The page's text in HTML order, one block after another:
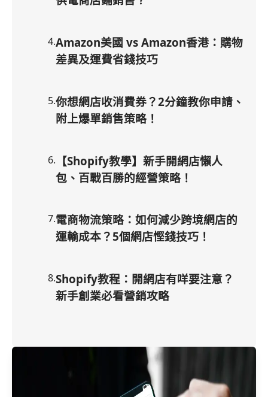
4.Amazon美國 vs Amazon香港：購物
差異及運費省錢技巧
5.你想網店收消費券？2分鐘教你申請、
附上爆單銷售策略！
6. 【Shopify教學】新手開網店懶人
包、百戰百勝的經營策略！
7.電商物流策略：如何減少跨境網店的
運輸成本？5個網店慳錢技巧！
8.Shopify教程：開網店有咩要注意？
新手創業必看營銷攻略